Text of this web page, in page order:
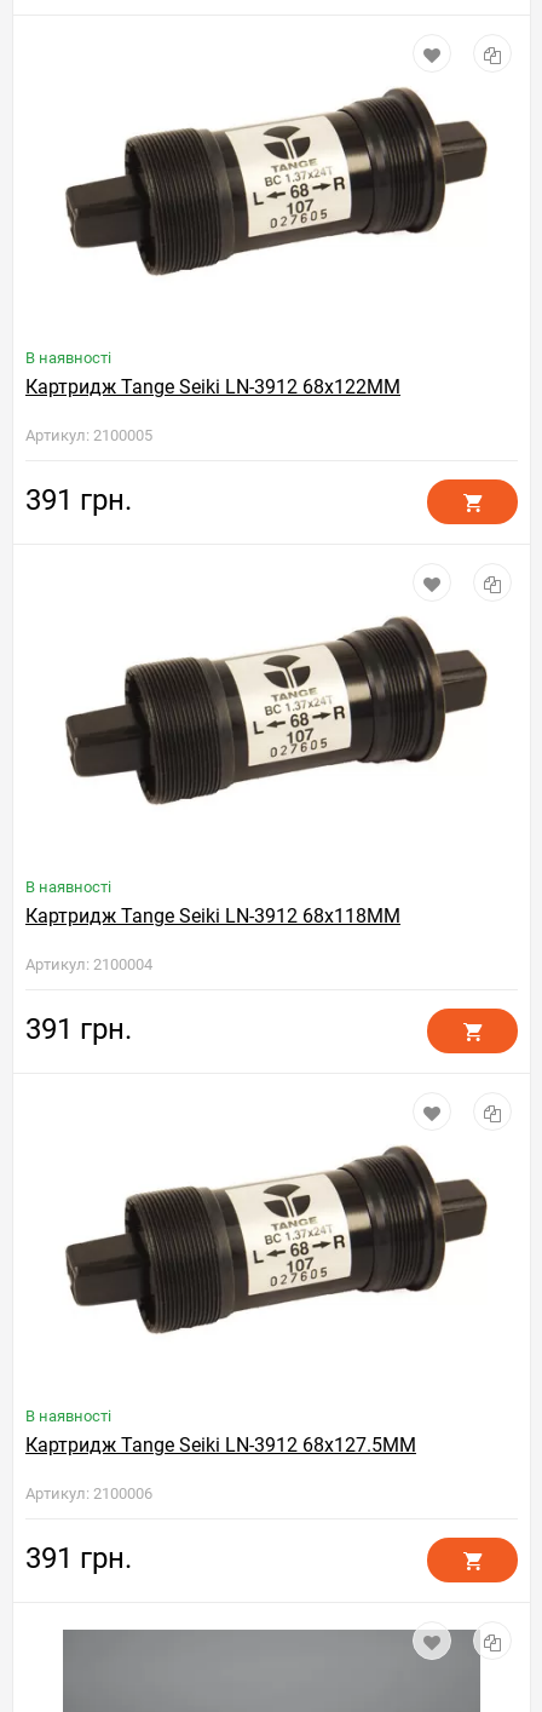
В наявності
Картридж Tange Seiki LN-3912 68x122MM
Артикул: 2100005
391 грн.
В наявності
Картридж Tange Seiki LN-3912 68x118MM
Артикул: 2100004
391 грн.
В наявності
Картридж Tange Seiki LN-3912 68x127.5MM
Артикул: 2100006
391 грн.